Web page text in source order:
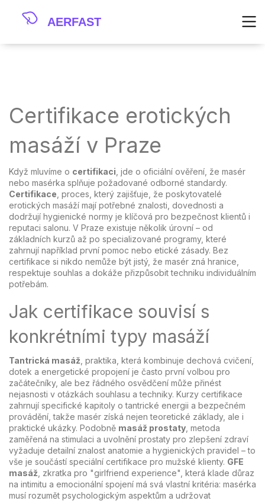
Certifikace erotických
masáží v Praze
Když mluvíme o certifikaci , jde o oficiální ověření, že masér
nebo masérka splňuje požadované odborné standardy.
Certifikace proces, který zajišťuje, že poskytovatelé
erotických masáží mají potřebné znalosti, dovednosti a
dodržují hygienické normy je klíčová pro bezpečnost klientů i
reputaci salonu. V Praze existuje několik úrovní – od
základních kurzů až po specializované programy, které
zahrnují například první pomoc nebo etické zásady. Bez
certifikace si nikdo nemůže být jistý, že masér zná hranice,
respektuje souhlas a dokáže přizpůsobit techniku individuálním
potřebám.
Jak certifikace souvisí s
konkrétními typy masáží
Tantrická masáž praktika, která kombinuje dechová cvičení,
dotek a energetické propojení je často první volbou pro
začátečníky, ale bez řádného osvědčení může přinést
nejasnosti v otázkách souhlasu a techniky. Kurzy certifikace
zahrnují specifické kapitoly o tantrické energii a bezpečném
provádění, takže masér získá nejen teoretické základy, ale i
praktické ukázky. Podobně masáž prostaty metoda
zaměřená na stimulaci a uvolnění prostaty pro zlepšení zdraví
vyžaduje detailní znalost anatomie a hygienických pravidel – to
vše je součástí speciální certifikace pro mužské klienty. GFE
masáž zkratka pro "girlfriend experience", která klade důraz
na intimitu a emocionální spojení má svá vlastní kritéria: masérka
musí rozumět psychologickým aspektům a udržovat